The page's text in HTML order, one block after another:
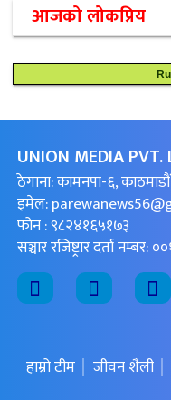
आजको लोकप्रिय
UNION MEDIA PVT.
ठेगाना: कामनपा-६, काठमाडौं
इमेल:
फोन : ९८२४१६५१७३
सञ्चार रजिष्ट्रार दर्ता
हाम्रो टीम जीवन शैली